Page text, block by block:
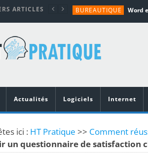
ARTICLES BUREAUTIQUE
TUTORIALS
MATÉRIEL
Actualités Logiciels Internet
ici : HT Pratique >> Comment
un questionnaire de satisfaction